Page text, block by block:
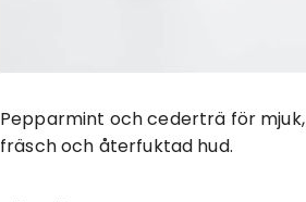
Pepparmint och cederträ för mjuk,
fräsch och återfuktad hud.